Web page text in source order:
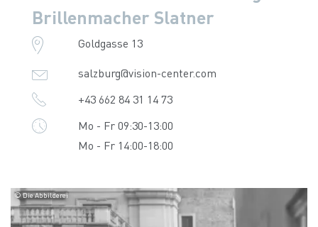
Brillenmacher Slatner
Goldgasse 13
salzburg@vision-center.com
+43 662 84 31 14 73
Mo - Fr 09:30-13:00
Mo - Fr 14:00-18:00
© Die Abbilderei